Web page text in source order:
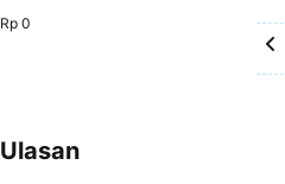
Rp 0
Ulasan